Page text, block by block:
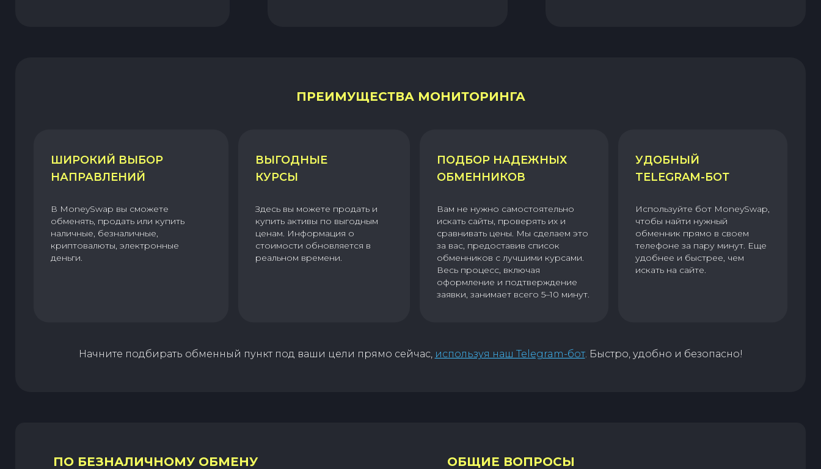
ПРЕИМУЩЕСТВА МОНИТОРИНГА
ШИРОКИЙ ВЫБОР
НАПРАВЛЕНИЙ
В MoneySwap вы сможете
обменять, продать или купить
наличные, безналичные,
криптовалюты, электронные
деньги.
ВЫГОДНЫЕ
КУРСЫ
Здесь вы можете продать и
купить активы по выгодным
ценам. Информация о
стоимости обновляется в
реальном времени.
ПОДБОР НАДЕЖНЫХ
ОБМЕННИКОВ
Вам не нужно самостоятельно
искать сайты, проверять их и
сравнивать цены. Мы сделаем это
за вас, предоставив список
обменников с лучшими курсами.
Весь процесс, включая
оформление и подтверждение
заявки, занимает всего 5–10 минут.
УДОБНЫЙ
TELEGRAM-БОТ
Используйте бот MoneySwap,
чтобы найти нужный
обменник прямо в своем
телефоне за пару минут. Еще
удобнее и быстрее, чем
искать на сайте.
Начните подбирать обменный пункт под ваши цели прямо сейчас, используя наш Telegram-бот. Быстро, удобно и безопасно!
ПО БЕЗНАЛИЧНОМУ ОБМЕНУ ОБЩИЕ ВОПРОСЫ